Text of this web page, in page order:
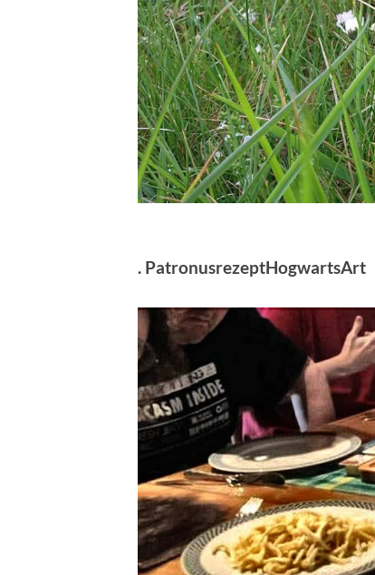
. PatronusrezeptHogwartsArt